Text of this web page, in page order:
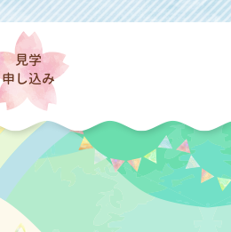
見学
申し込み